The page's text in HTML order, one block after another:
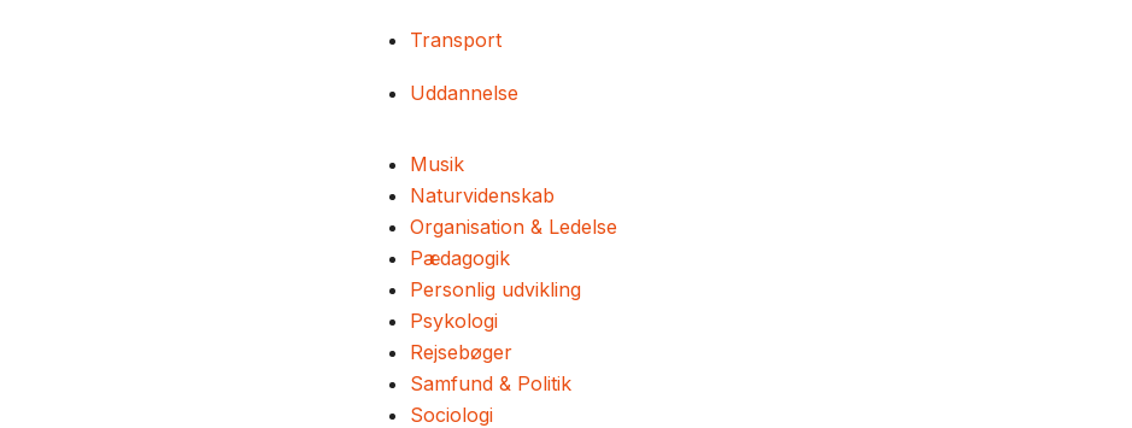
Transport
Uddannelse
Musik
Naturvidenskab
Organisation & Ledelse
Pædagogik
Personlig udvikling
Psykologi
Rejsebøger
Samfund & Politik
Sociologi